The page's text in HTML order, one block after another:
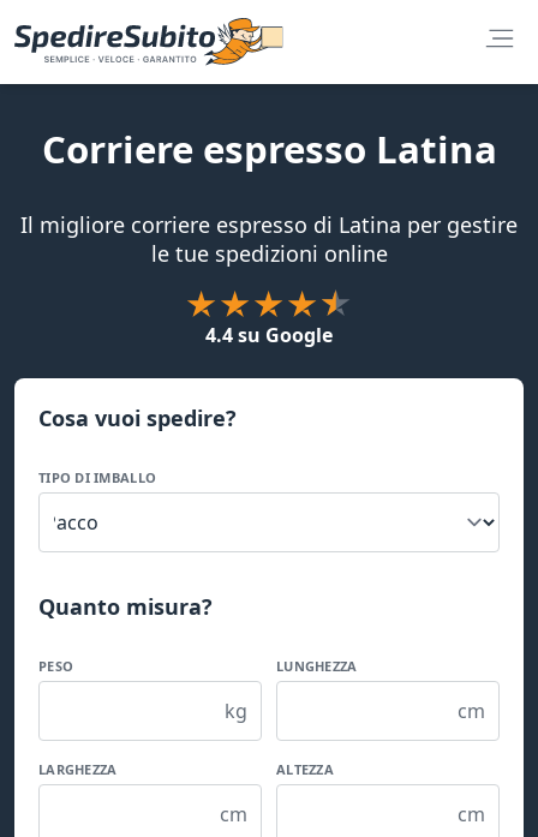
Corriere espresso Latina
Il migliore corriere espresso di Latina per gestire
le tue spedizioni online
4.4 su Google
Cosa vuoi spedire?
TIPO DI IMBALLO
Quanto misura?
PESO
kg
LUNGHEZZA
cm
LARGHEZZA
cm
ALTEZZA
cm